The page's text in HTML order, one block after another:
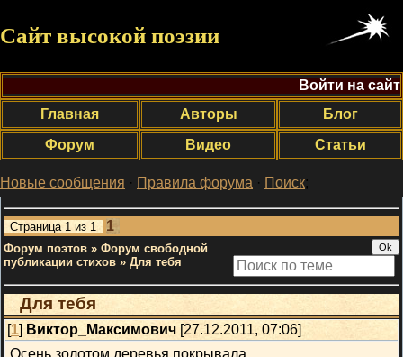
Сайт высокой поэзии
Войти на сайт
Главная
Авторы
Блог
Форум
Видео Статьи
Новые сообщения · Правила форума · Поиск;
Страница 1 из 1 1
Форум поэтов » Форум свободной
публикации стихов » Для тебя
Для тебя
[1] Виктор_Максимович [27.12.2011, 07:06]
Осень золотом деревья покрывала